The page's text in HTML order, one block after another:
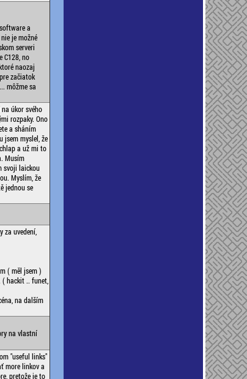
a
je možné
serveri
C128, no
naozaj
začiatok
môžme sa
úkor svého
rozpaky. Ono
a sháním
jsem myslel, že
a už mi to
Musím
svoji laickou
Myslím, že
jednou se
za uvedení,
( měl jsem )
( hackit .. funet,
na dalším
na vlastní
"useful links"
more linkov a
pretože je to